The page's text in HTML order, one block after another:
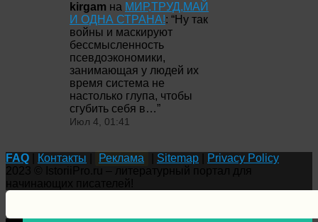
kirgam на МИР,ТРУД,МАЙ
И ОДНА СТРАНА!: “Ну так
войны и маскируют
бессмысленность
псевдоэкономики,
занимающая у людей их
время система не
настолько глупа, чтобы
сгубить себя в…”
Июл 4, 01:41
FAQ Контакты Реклама Sitemap
Privacy Policy